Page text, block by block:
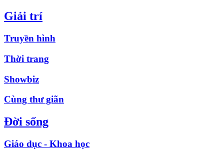
Giải trí
Truyền hình
Thời trang
Showbiz
Cùng thư giãn
Đời sống
Giáo dục - Khoa học